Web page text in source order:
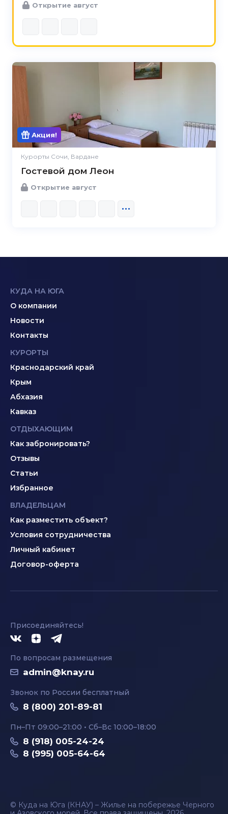
Открытие август
Акция!
Курорты Сочи, Вардане
Гостевой дом Леон
Открытие август
КУДА НА ЮГА
О компании
Новости
Контакты
КУРОРТЫ
Краснодарский край
Крым
Абхазия
Кавказ
ОТДЫХАЮЩИМ
Как забронировать?
Отзывы
Статьи
Избранное
ВЛАДЕЛЬЦАМ
Как разместить объект?
Условия сотрудничества
Личный кабинет
Договор-оферта
Присоединяйтесь!
По вопросам размещения
admin@knay.ru
Звонок по России бесплатный
8 (800) 201-89-81
Пн–Пт 09:00–21:00 • Сб–Вс 10:00–18:00
8 (918) 005-24-24
8 (995) 005-64-64
© Куда на Юга (КНАУ) – Жилье на побережье Черного